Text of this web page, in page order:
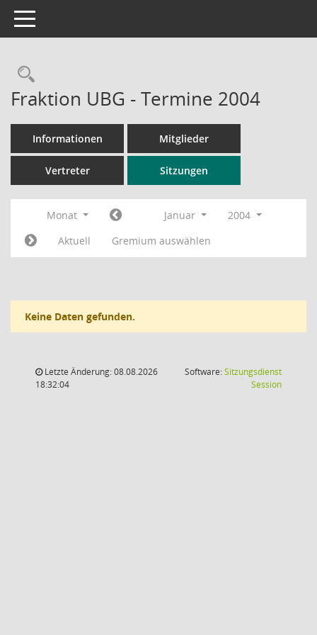
Toggle navigation
Rechercheauswahl
Fraktion UBG - Termine 2004
Informationen Mitglieder
Vertreter Sitzungen
Monat Januar
2004
Aktuell
Gremium auswählen
Keine Daten gefunden.
Letzte Änderung: 08.08.2026
18:32:04
Software:Sitzungsdienst
Session(Wird in